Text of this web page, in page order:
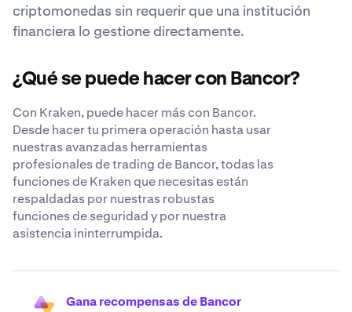
criptomonedas sin requerir que una institución
financiera lo gestione directamente.
¿Qué se puede hacer con Bancor?
Con Kraken, puede hacer más con Bancor.
Desde hacer tu primera operación hasta usar
nuestras avanzadas herramientas
profesionales de trading de Bancor, todas las
funciones de Kraken que necesitas están
respaldadas por nuestras robustas
funciones de seguridad y por nuestra
asistencia ininterrumpida.
Gana recompensas de Bancor